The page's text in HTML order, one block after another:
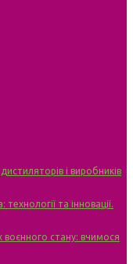
і виробників
та інновації.
воєнного стану: вчимося